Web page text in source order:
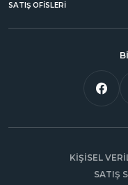
SATIŞ OFİSLERİ
KİŞİSEL
SATIŞ